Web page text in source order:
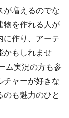
増えるのでな
物を作れる人が
に作り、アーテ
かもしれませ
ム実況の方も参
チャーが好きな
も魅力のひと